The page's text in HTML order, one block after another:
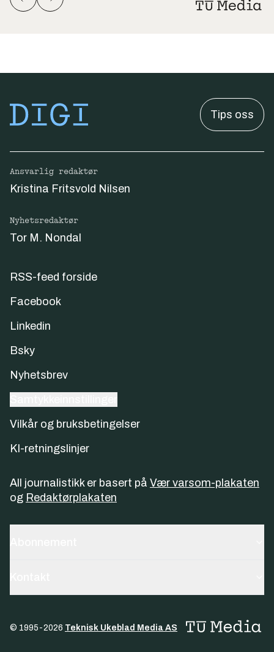
Tips oss
Ansvarlig redaktør
Kristina Fritsvold Nilsen
Nyhetsredaktør
Tor M. Nondal
RSS-feed forside
Facebook
Linkedin
Bsky
Nyhetsbrev
Vilkår og bruksbetingelser
KI-retningslinjer
All journalistikk er basert på Vær varsom-plakaten
og Redaktørplakaten
© 1995-2026 Teknisk Ukeblad Media AS